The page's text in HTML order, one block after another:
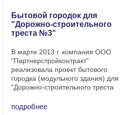
Бытовой городок для
"Дорожно-строительного
треста №3"
В марте 2013 г. компания ООО
"Партнерстройконтракт"
реализовала проект бытового
городка (модульного здания) для
"Дорожно-строительного треста
бытовок собственного
подробнее